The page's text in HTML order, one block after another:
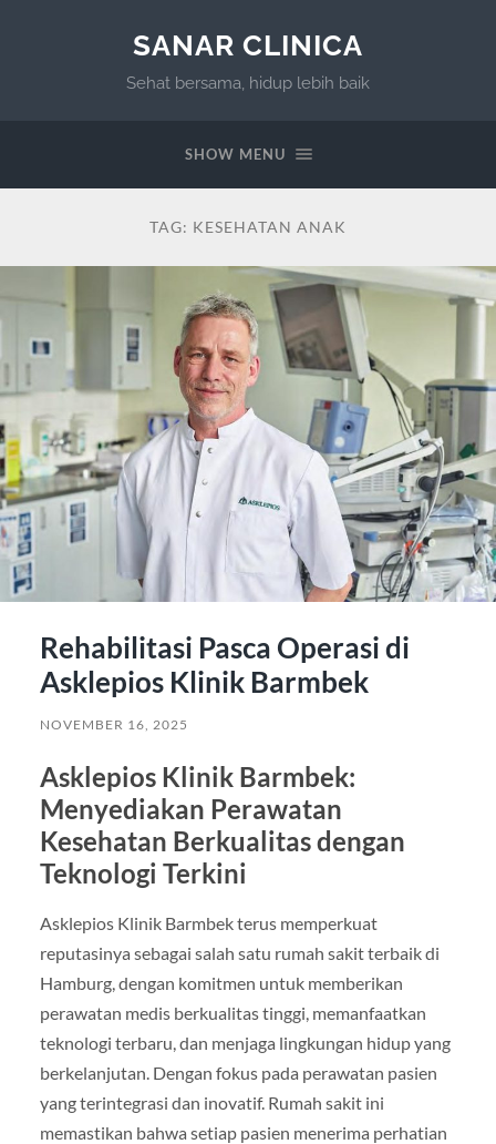
SANAR CLINICA
Sehat bersama, hidup lebih baik
SHOW MENU
TAG: KESEHATAN ANAK
Rehabilitasi Pasca Operasi di
Asklepios Klinik Barmbek
NOVEMBER 16, 2025
Asklepios Klinik Barmbek:
Menyediakan Perawatan
Kesehatan Berkualitas dengan
Teknologi Terkini
Asklepios Klinik Barmbek terus memperkuat
reputasinya sebagai salah satu rumah sakit terbaik di
Hamburg, dengan komitmen untuk memberikan
perawatan medis berkualitas tinggi, memanfaatkan
teknologi terbaru, dan menjaga lingkungan hidup yang
berkelanjutan. Dengan fokus pada perawatan pasien
yang terintegrasi dan inovatif. Rumah sakit ini
memastikan bahwa setiap pasien menerima perhatian